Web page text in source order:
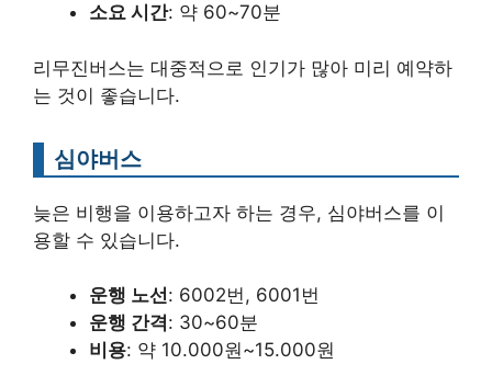
소요 시간: 약 60~70분
리무진버스는 대중적으로 인기가 많아 미리 예약하
는 것이 좋습니다.
심야버스
늦은 비행을 이용하고자 하는 경우, 심야버스를 이
용할 수 있습니다.
운행 노선: 6002번, 6001번
운행 간격: 30~60분
비용: 약 10.000원~15.000원